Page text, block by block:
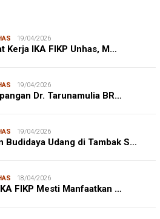
19/04/2026
Kerja IKA FIKP Unhas, M…
19/04/2026
Dr. Tarunamulia BR…
19/04/2026
Budidaya Udang di Tambak S…
18/04/2026
FIKP Mesti Manfaatkan …